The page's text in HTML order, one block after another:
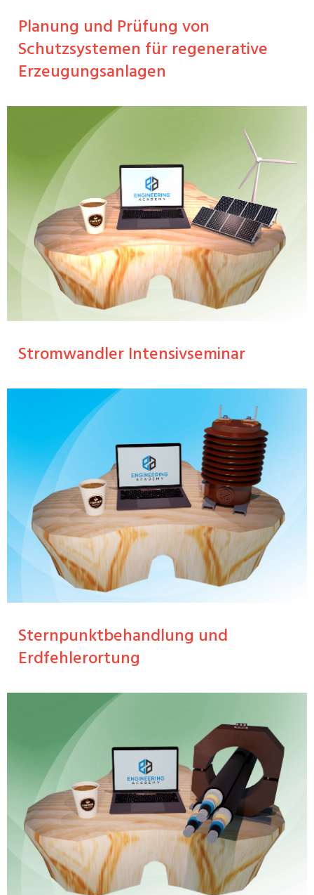
Planung und Prüfung von
Schutzsystemen für regenerative
Erzeugungsanlagen
Stromwandler Intensivseminar
Sternpunktbehandlung und
Erdfehlerortung